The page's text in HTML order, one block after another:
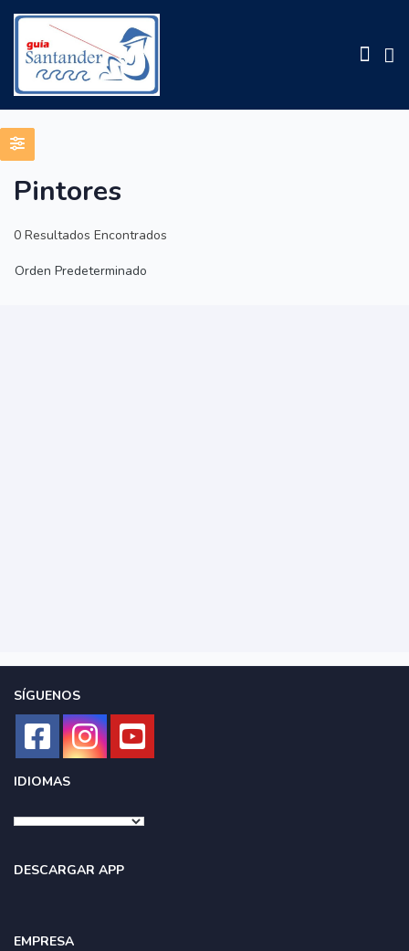
Inicio Empresas
Pintores
0 Resultados Encontrados
Orden Predeterminado
SÍGUENOS
IDIOMAS
DESCARGAR APP
EMPRESA